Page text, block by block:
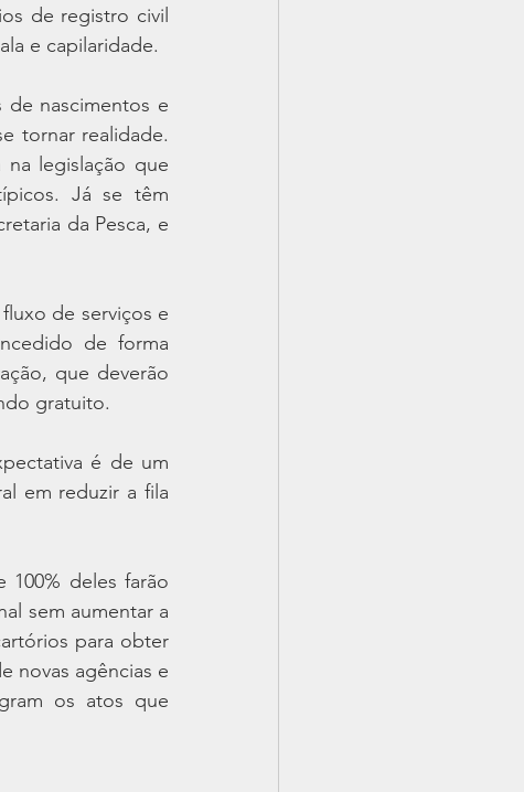
de registro civil
e capilaridade.
de nascimentos e
tornar realidade.
legislação que
Já se têm
da Pesca, e
de serviços e
de forma
que deverão
gratuito.
é de um
em reduzir a fila
deles farão
sem aumentar a
para obter
novas agências e
os atos que